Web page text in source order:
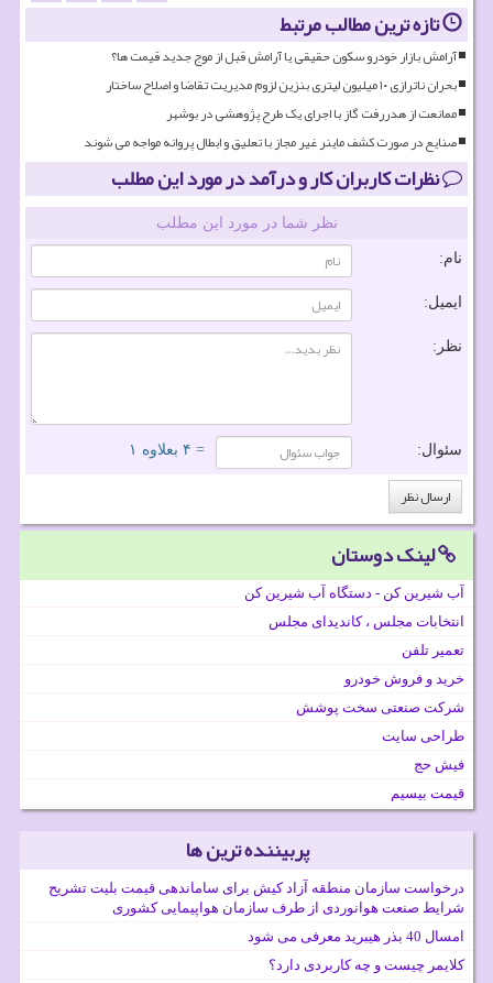
تازه ترین مطالب مرتبط
آرامش بازار خودرو سکون حقیقی یا آرامش قبل از موج جدید قیمت ها؟
بحران ناترازی ۱۰ میلیون لیتری بنزین لزوم مدیریت تقاضا و اصلاح ساختار
ممانعت از هدررفت گاز با اجرای یک طرح پژوهشی در بوشهر
صنایع در صورت کشف ماینر غیر مجاز با تعلیق و ابطال پروانه مواجه می شوند
نظرات کاربران کار و درآمد در مورد این مطلب
نظر شما در مورد این مطلب
نام:
ایمیل:
نظر:
سئوال: = ۴ بعلاوه ۱
لینک دوستان
آب شیرین کن - دستگاه آب شیرین کن
انتخابات مجلس ، کاندیدای مجلس
تعمیر تلفن
خرید و فروش خودرو
شرکت صنعتی سخت پوشش
طراحی سایت
فیش حج
قیمت بیسیم
پربیننده ترین ها
درخواست سازمان منطقه آزاد کیش برای ساماندهی قیمت بلیت تشریح
شرایط صنعت هوانوردی از طرف سازمان هواپیمایی کشوری
امسال 40 بذر هیبرید معرفی می شود
کلایمر چیست و چه کاربردی دارد؟